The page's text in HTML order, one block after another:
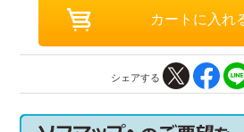
シェアする